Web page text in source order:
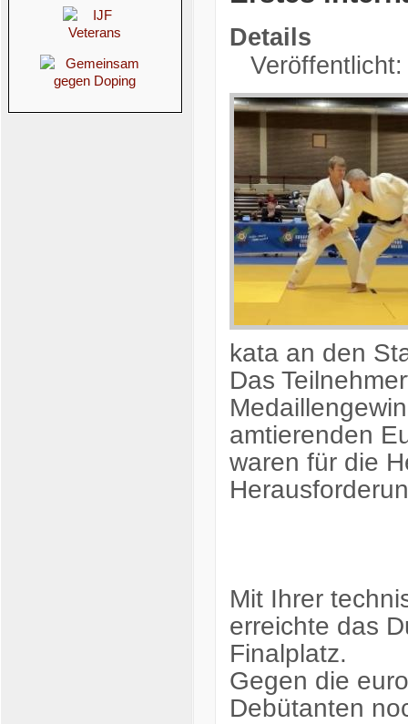
Details
kata an den
Das
amtierenden
waren für die
Mit Ihrer
erreichte das
Finalplatz.
Gegen die
Debütanten